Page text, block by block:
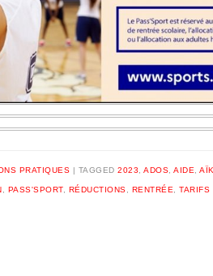
PRATIQUES TAGGED2023,ADOS,AIDE,
, PASS'SPORT, RÉDUCTIONS, RENTRÉE,TARIFS